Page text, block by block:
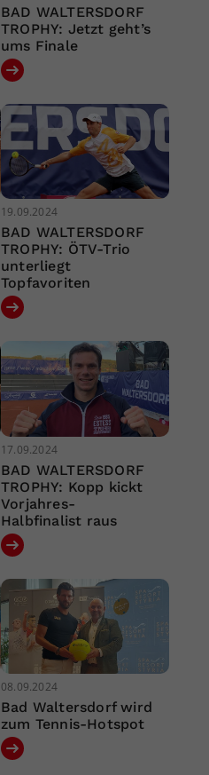
BAD WALTERSDORF
TROPHY: Jetzt geht’s
ums Finale
19.09.2024
BAD WALTERSDORF
TROPHY: ÖTV-Trio
unterliegt
Topfavoriten
17.09.2024
BAD WALTERSDORF
TROPHY: Kopp kickt
Vorjahres-
Halbfinalist raus
08.09.2024
Bad Waltersdorf wird
zum Tennis-Hotspot